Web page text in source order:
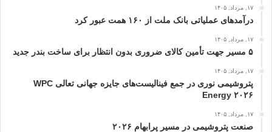
۱۷, مرداد, ۱۴۰۵
درآمدهای عملیاتی بانک ملت از ۱۶۰ همت عبور كرد
۱۷, مرداد, ۱۴۰۵
۵ مسیر جهت تأمین کالای ضروری بدون انتظار برای ساخت بندر جدید
۱۷, مرداد, ۱۴۰۵
پتروشیمی نوری در جمع فینالیست‌های جایزه جهانی تعالی WPC
Energy ۲۰۲۶
۱۷, مرداد, ۱۴۰۵
صنعت پتروشیمی در مسیر پرابهام ۲۰۲۶